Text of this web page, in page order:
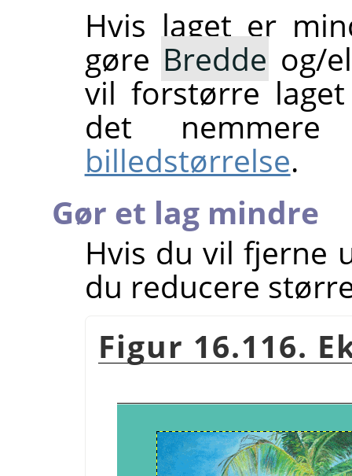
Hvis laget er
gøre Bredde og/
vil forstørre
det
billedstørrelse.
Gør et lag mindre
Hvis du vil fjerne
du reducere
Figur 16.116.